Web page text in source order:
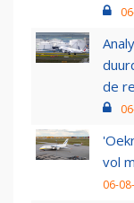
de
vol
06-